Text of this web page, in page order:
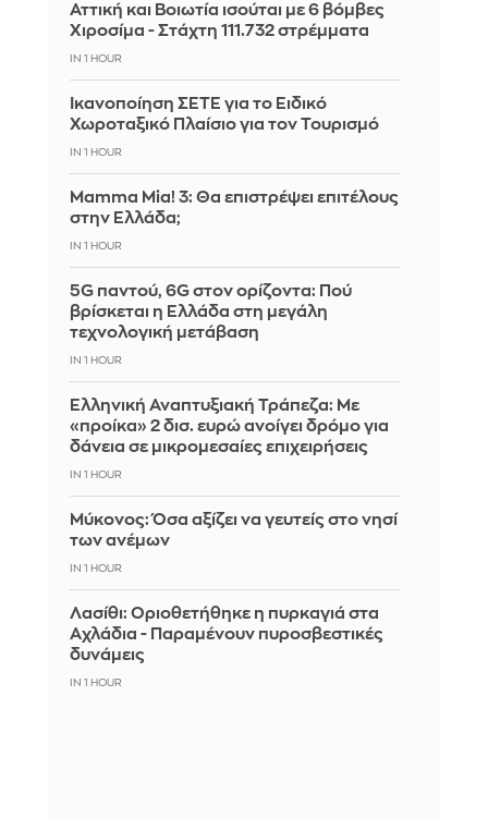
Αττική και Βοιωτία ισούται με 6 βόμβες
Χιροσίμα - Στάχτη 111.732 στρέμματα
IN 1 HOUR
Ικανοποίηση ΣΕΤΕ για το Ειδικό
Χωροταξικό Πλαίσιο για τον Τουρισμό
IN 1 HOUR
Mamma Mia! 3: Θα επιστρέψει επιτέλους
στην Ελλάδα;
IN 1 HOUR
5G παντού, 6G στον ορίζοντα: Πού
βρίσκεται η Ελλάδα στη μεγάλη
τεχνολογική μετάβαση
IN 1 HOUR
Ελληνική Αναπτυξιακή Τράπεζα: Με
«προίκα» 2 δισ. ευρώ ανοίγει δρόμο για
δάνεια σε μικρομεσαίες επιχειρήσεις
IN 1 HOUR
Μύκονος: Όσα αξίζει να γευτείς στο νησί
των ανέμων
IN 1 HOUR
Λασίθι: Οριοθετήθηκε η πυρκαγιά στα
Αχλάδια - Παραμένουν πυροσβεστικές
δυνάμεις
IN 1 HOUR